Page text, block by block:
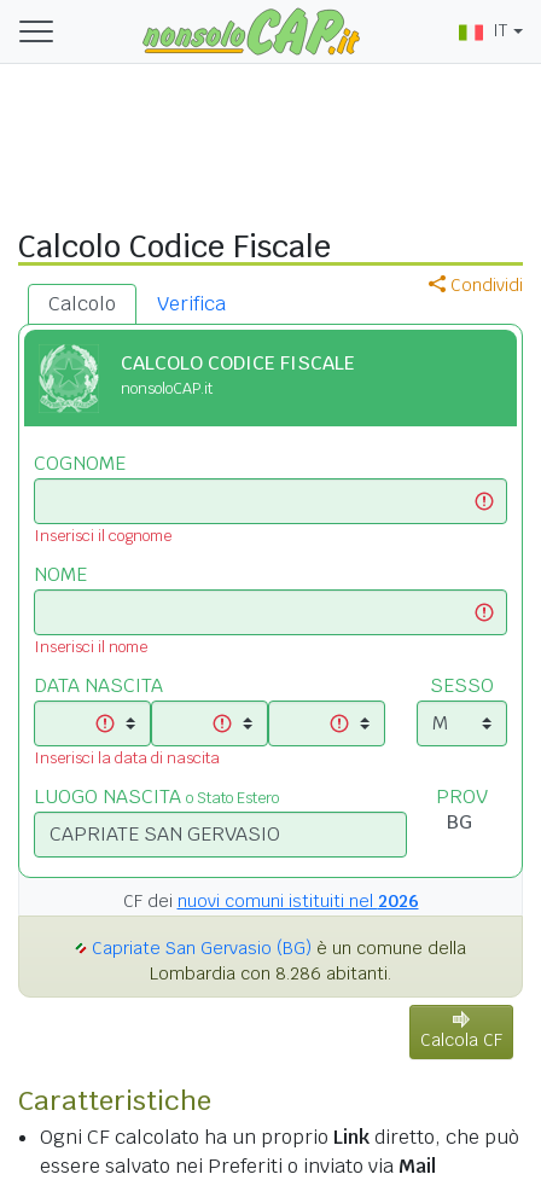
IT
Calcolo Codice Fiscale
Condividi
Calcolo Verifica
CALCOLO CODICE FISCALE
nonsoloCAP.it
COGNOME
Inserisci il cognome
NOME
Inserisci il nome
DATA NASCITA
Inserisci la data di nascita
SESSO
LUOGO NASCITA o Stato Estero PROV
CF dei nuovi comuni istituiti nel 2026
Capriate San Gervasio (BG) è un comune della
Lombardia con 8.286 abitanti.
Calcola CF
Caratteristiche
Ogni CF calcolato ha un proprio Linkdiretto, che può
essere salvato nei Preferiti o inviato via Mail